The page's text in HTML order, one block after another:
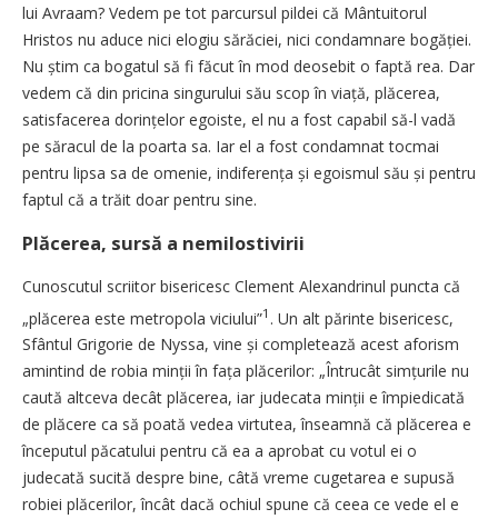
lui Avraam? Vedem pe tot parcursul pildei că Mântuitorul
Hristos nu aduce nici elogiu sărăciei, nici condamnare bogăției.
Nu știm ca bogatul să fi făcut în mod deosebit o faptă rea. Dar
vedem că din pricina singurului său scop în viață, plăcerea,
satisfacerea do­rințelor egoiste, el nu a fost capabil să-l vadă
pe săracul de la poarta sa. Iar el a fost condamnat tocmai
pentru lipsa sa de omenie, indi­fe­rența și egoismul său și pentru
faptul că a trăit doar pentru sine.
Plăcerea, sursă a nemilostivirii
Cunoscutul scriitor bisericesc Clement Alexandrinul puncta că
„plăcerea este metropola viciului”1 . Un alt părinte bisericesc,
Sfântul Grigorie de Nyssa, vine și completează acest aforism
amintind de robia minții în fața plăcerilor: „Întrucât simțurile nu
caută altceva decât plăcerea, iar judecata minții e împiedicată
de plăcere ca să poată vedea virtutea, înseamnă că plăcerea e
începutul păcatului pentru că ea a aprobat cu votul ei o
judecată sucită despre bine, câtă vreme cugetarea e supusă
robiei plăcerilor, încât dacă ochiul spune că ceea ce vede el e